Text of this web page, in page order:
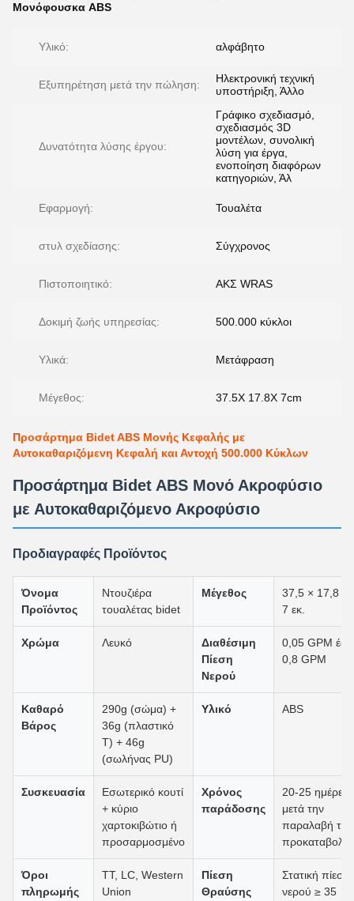
Μονόφουσκα ABS
Υλικό: αλφάβητο
Εξυπηρέτηση μετά την πώληση:
Ηλεκτρονική τεχνική
υποστήριξη, Άλλο
Δυνατότητα λύσης έργου:
Γράφικο σχεδιασμό,
σχεδιασμός 3D
μοντέλων, συνολική
λύση για έργα,
ενοποίηση διαφόρων
κατηγοριών, Άλ
Εφαρμογή: Τουαλέτα
στυλ σχεδίασης: Σύγχρονος
Πιστοποιητικό: ΑΚΣ WRAS
Δοκιμή ζωής υπηρεσίας: 500.000 κύκλοι
Υλικά: Μετάφραση
Μέγεθος: 37.5X 17.8X 7cm
Προσάρτημα Bidet ABS Μονής Κεφαλής με
Αυτοκαθαριζόμενη Κεφαλή και Αντοχή 500.000 Κύκλων
Προσάρτημα Bidet ABS Μονό Ακροφύσιο
με Αυτοκαθαριζόμενο Ακροφύσιο
Προδιαγραφές Προϊόντος
Όνομα
Προϊόντος
Ντουζιέρα
τουαλέτας bidet
Μέγεθος
37,5 × 17,8 ×
7 εκ.
Χρώμα Λευκό
Διαθέσιμη
Πίεση
Νερού
0,05 GPM έως
0,8 GPM
Καθαρό
Βάρος
290g (σώμα) +
36g (πλαστικό
Τ) + 46g
(σωλήνας PU)
Υλικό ABS
Συσκευασία
Εσωτερικό κουτί
+ κύριο
χαρτοκιβώτιο ή
προσαρμοσμένο
Χρόνος
παράδοσης
20-25 ημέρες
μετά την
παραλαβή της
Όροι
πληρωμής
TT, LC, Western
Union
Πίεση
Θραύσης
Στατική πίεση
νερού ≥ 35